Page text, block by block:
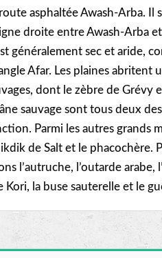
asphaltée Awash-Arba. Il
droite entre Awash-Arba
généralement sec et aride,
Afar. Les plaines abritent
dont le zèbre de Grévy
sauvage sont tous deux
Parmi les autres grands
de Salt et le phacochère.
l’autruche, l’outarde arabe,
Kori, la buse sauterelle et le